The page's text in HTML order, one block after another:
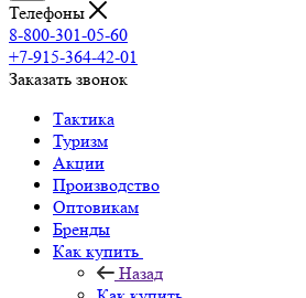
Телефоны
8-800-301-05-60
+7-915-364-42-01
Заказать звонок
Тактика
Туризм
Акции
Производство
Оптовикам
Бренды
Как купить
Назад